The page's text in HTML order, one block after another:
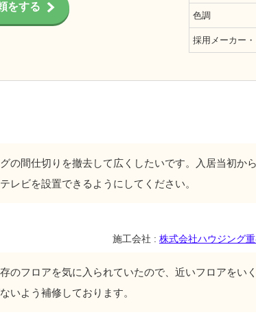
をする
色調
採用メーカー
の間仕切りを撤去して広くしたいです。入居当初から
レビを設置できるようにしてください。
施工会社 : 株式会社ハウジング
のフロアを気に入られていたので、近いフロアをいく
いよう補修しております。